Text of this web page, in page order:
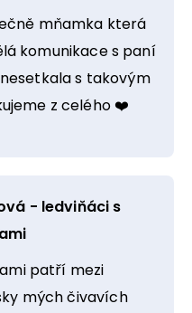
mňamka která
komunikace s paní
s takovým
z celého ❤️
- ledviňáci s
patří mezi
mých čivavích